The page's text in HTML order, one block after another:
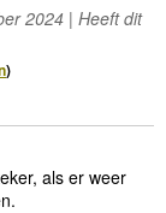
2024 | Heeft dit
)
als er weer